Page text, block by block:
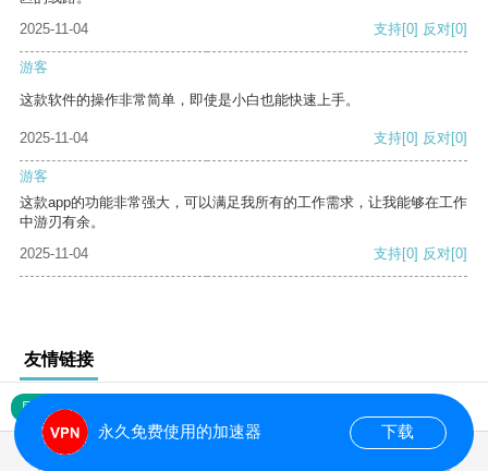
2025-11-04
支持[0] 反对[0]
游客
这款软件的操作非常简单，即使是小白也能快速上手。
2025-11-04 支持[0] 反对[0]
游客
这款app的功能非常强大，可以满足我所有的工作需求，让我能够在工作
中游刃有余。
2025-11-04
支持[0] 反对[0]
友情链接
网站地图
永久免费使用的加速器 下载